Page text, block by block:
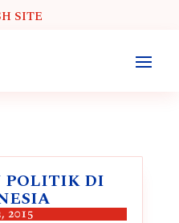
SITE
POLITIK DI
2015